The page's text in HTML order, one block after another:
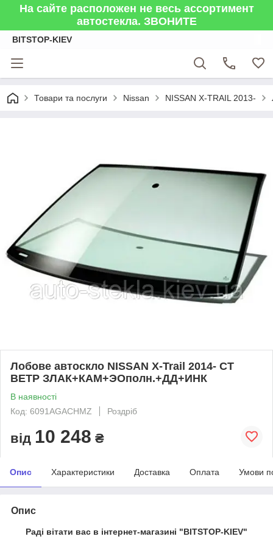
На сайте расположен не весь ассортимент
автостекла. ЗВОНИТЕ
BITSTOP-KIEV
Товари та послуги Nissan NISSAN X-TRAIL 2013-
Лобове автоскло NISSAN X-Trail 2014- СТ
ВЕТР ЗЛАК+КАМ+ЭОполн.+ДД+ИНК
В наявності
Код: 6091AGACHMZ
Роздріб
від 10 248 ₴
Опис Характеристики Доставка Оплата Умови
Опис
Раді вітати вас в інтернет-магазині "BITSTOP-KIEV"